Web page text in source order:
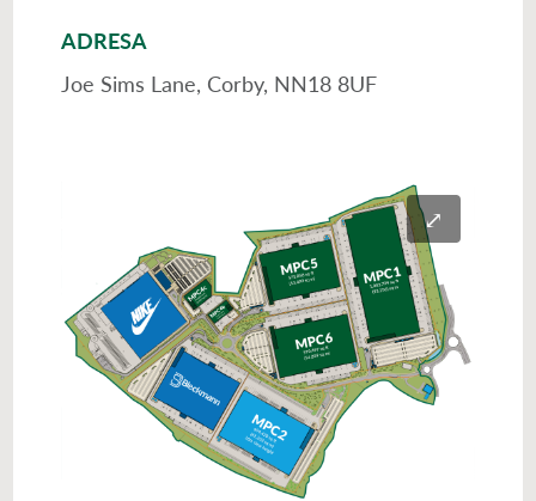
⤢
ADRESA
Joe Sims Lane, Corby, NN18 8UF